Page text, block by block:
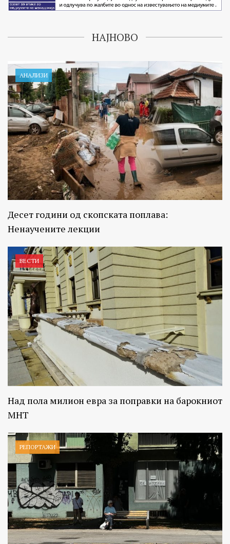
НАЈНОВО
АНАЛИЗИ
Десет години од скопската поплава:
Ненаучените лекции
ВЕСТИ
Над пола милион евра за поправки на барокниот
МНТ
РЕПОРТАЖИ